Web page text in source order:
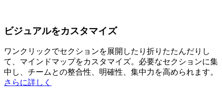
ビジュアルをカスタマイズ
ワンクリックでセクションを展開したり折りたたんだりし
て、マインドマップをカスタマイズ。必要なセクションに集
中し、チームとの整合性、明確性、集中力を高められます。
さらに詳しく